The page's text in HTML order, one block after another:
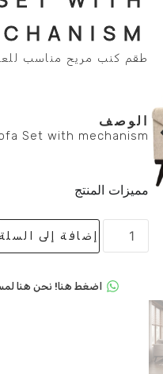
طقم كنب مريح مناسب
الوصف
Set with mechanism
مميزات المنتج
إضافة إلى
اضغط هنا! نحن هنا